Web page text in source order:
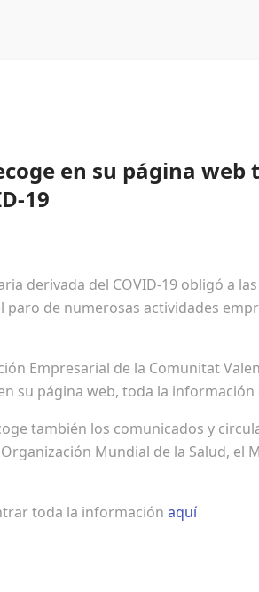
en su página
19
derivada del COVID-19 obligó a
paro de numerosas actividades
Empresarial de la Comunitat
su página web, toda la
también los comunicados y
Mundial de la Salud, el
toda la información aquí